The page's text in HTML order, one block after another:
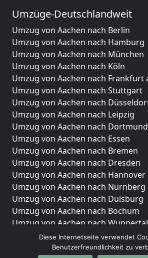
Umzüge-Deutschlandweit
Umzug von Aachen nach Berlin
Umzug von Aachen nach Hamburg
Umzug von Aachen nach München
Umzug von Aachen nach Köln
Umzug von Aachen nach Frankfurt
Umzug von Aachen nach Stuttgart
Umzug von Aachen nach
Umzug von Aachen nach Leipzig
Umzug von Aachen nach Dortmund
Umzug von Aachen nach Essen
Umzug von Aachen nach Bremen
Umzug von Aachen nach Dresden
Umzug von Aachen nach Hannover
Umzug von Aachen nach Nürnberg
Umzug von Aachen nach Duisburg
Umzug von Aachen nach Bochum
Umzug von Aachen nach Wuppertal
Umzug von Aachen nach Bielefeld
Umzug von Aachen nach Bonn
Diese Internetseite verwendet
Benutzerfreundlichkeit zu